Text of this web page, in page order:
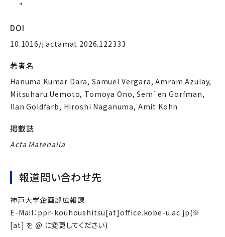
"
DOI
10.1016/j.actamat.2026.122333
著者名
Hanuma Kumar Dara, Samuel Vergara, Amram Azulay,
Mitsuharu Uemoto, Tomoya Ono, Sem¨en Gorfman,
Ilan Goldfarb, Hiroshi Naganuma, Amit Kohn
掲載誌
Acta Materialia
報道問い合わせ先
神戸大学企画部広報課
E-Mail：ppr-kouhoushitsu[at]office.kobe-u.ac.jp(※
[at] を @ に変更してください)